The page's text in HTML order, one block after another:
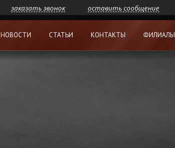
заказать звонок оставить сообщение
НОВОСТИ СТАТЬИ КОНТАКТЫ ФИЛИАЛЫ